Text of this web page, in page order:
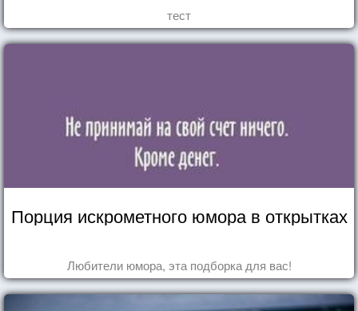
тест
Порция искрометного юмора в открытках
Любители юмора, эта подборка для вас!